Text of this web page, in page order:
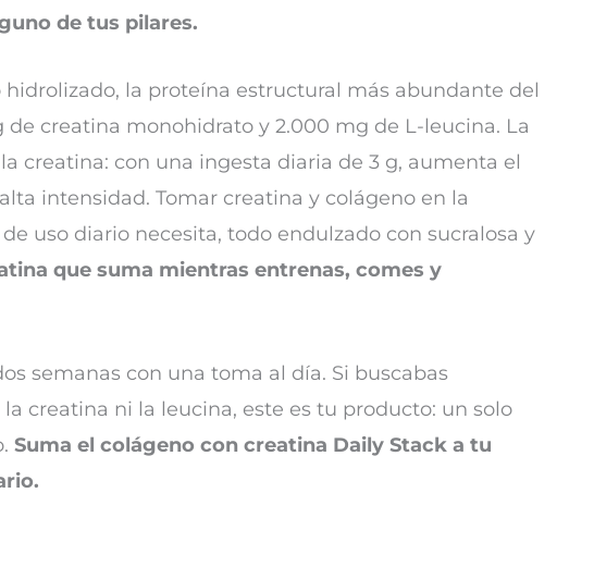
de tus pilares.
la proteína estructural más abundante del
creatina monohidrato y 2.000 mg de L-leucina. La
creatina: con una ingesta diaria de 3 g, aumenta el
intensidad. Tomar creatina y colágeno en la
uso diario necesita, todo endulzado con sucralosa y
que suma mientras entrenas, comes y
semanas con una toma al día. Si buscabas
creatina ni la leucina, este es tu producto: un solo
Suma el colágeno con creatina Daily Stack a tu